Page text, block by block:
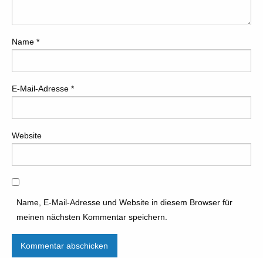
Name *
E-Mail-Adresse *
Website
Name, E-Mail-Adresse und Website in diesem Browser für
meinen nächsten Kommentar speichern.